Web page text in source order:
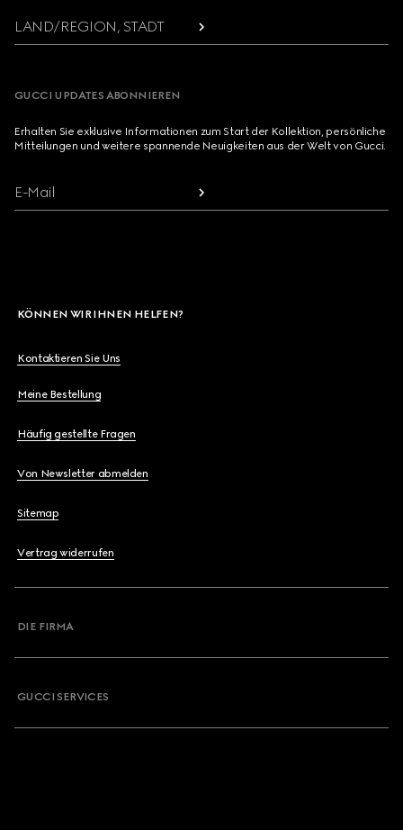
LAND/REGION, STADT
GUCCI UPDATES ABONNIEREN
Erhalten Sie exklusive Informationen zum Start der Kollektion, persönliche
Mitteilungen und weitere spannende Neuigkeiten aus der Welt von Gucci.
E-Mail
KÖNNEN WIR IHNEN HELFEN?
Kontaktieren Sie Uns
Meine Bestellung
Häufig gestellte Fragen
Von Newsletter abmelden
Sitemap
Vertrag widerrufen
DIE FIRMA
GUCCI SERVICES